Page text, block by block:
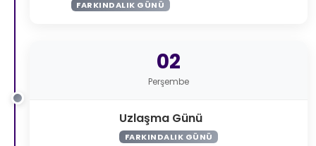
FARKINDALIK GÜNÜ
02
Perşembe
Uzlaşma Günü
FARKINDALIK GÜNÜ